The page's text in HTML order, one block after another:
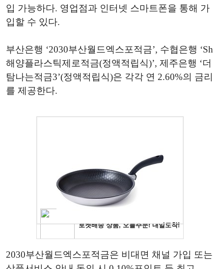
입 가능하다. 영업점과 인터넷 스마트폰을 통해 가
입할 수 있다.
부산은행 ‘2030부산월드엑스포적금’, 수협은행 ‘Sh
해양플라스틱제로적금(정액적립식)’, 제주은행 ‘더
탐나는적금3’(정액적립식)은 각각 연 2.60%의 금리
를 제공한다.
2030부산월드엑스포적금은 비대면 채널 가입 또는